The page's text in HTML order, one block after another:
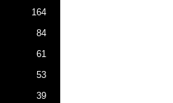
164
84
61
53
39